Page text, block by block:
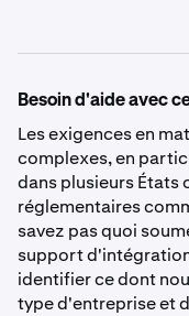
Besoin d'aide avec
Les exigences en
complexes, en
dans plusieurs États
réglementaires
savez pas quoi
support
identifier ce dont
type d'entreprise et